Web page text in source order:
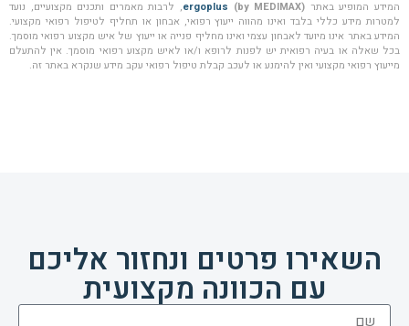
המידע המופיע באתר ergoplus (by MEDIMAX)
, לרבות מאמרים ותכנים מקצועיים, נועד
למטרות מידע כללי בלבד ואינו מהווה ייעוץ רפואי, אבחון או תחליף לטיפול רפואי מקצועי.
המידע באתר אינו מיועד לאבחון עצמי ואינו מחליף פנייה או ייעוץ של איש מקצוע רפואי מוסמך.
בכל שאלה או בעיה רפואית יש לפנות לרופא ו/או לאיש מקצוע רפואי מוסמך. אין להתעלם
מייעוץ רפואי מקצועי ואין להימנע או לעכב קבלת טיפול רפואי עקב מידע שנקרא באתר זה.
השאירו פרטים ונחזור אליכם
עם הכוונה מקצועית